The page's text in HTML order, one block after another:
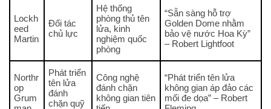
Lockh
eed
Martin
Đối tác
chủ lực
Hệ thống
phòng thủ tên
lửa, kinh
nghiệm quốc
phòng
“Sẵn sàng hỗ trợ
Golden Dome nhằm
bảo vệ nước Hoa Kỳ”
– Robert Lightfoot
Northr
op
Grum
Phát triển
tên lửa
đánh
chặn quỹ
Công nghệ
đánh chặn
không gian tiên
“Phát triển tên lửa
không gian áp đảo các
mối đe dọa” – Robert